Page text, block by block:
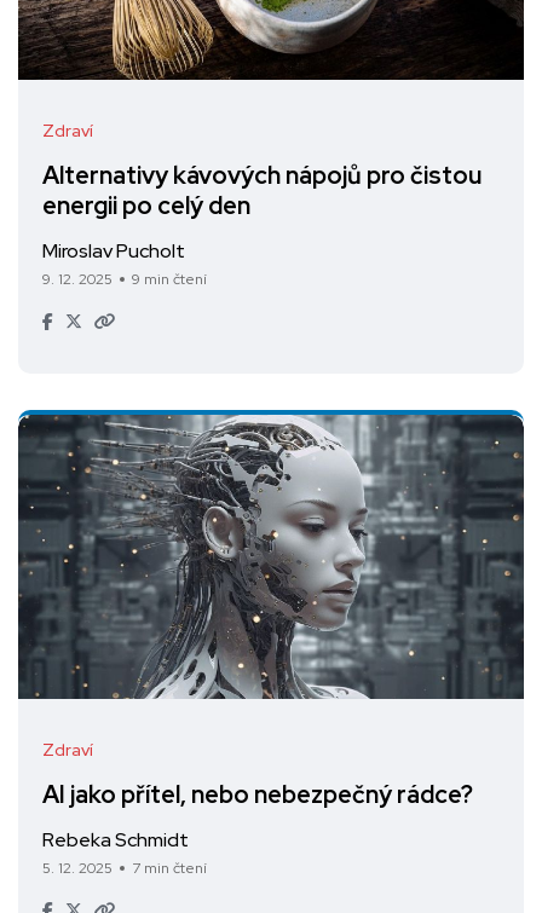
Zdraví
Alternativy kávových nápojů pro čistou
energii po celý den
Miroslav Pucholt
9. 12. 2025 9 min čtení
Zdraví
AI jako přítel, nebo nebezpečný rádce?
Rebeka Schmidt
5. 12. 2025 7 min čtení